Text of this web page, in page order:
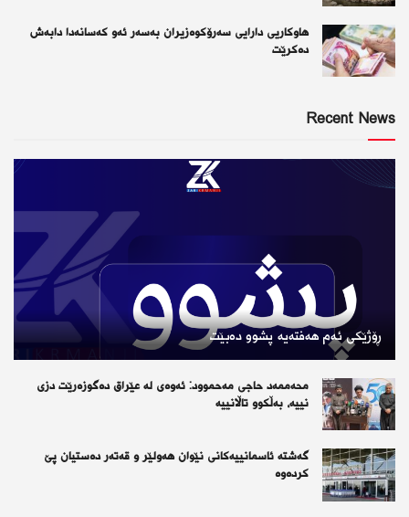
هاوکاریی دارایی سەرۆکوەزیران بەسەر ئەو كەسانەدا دابەش
دەکرێت
Recent News
ڕۆژێكی ئەم هەفتەیە پشوو دەبێت
محەممەد حاجی مەحموود: ئەوەی لە عێراق دەگوزەرێت دزی
نییە، بەڵکوو تاڵانییە
گەشتە ئاسمانییەکانی نێوان هەولێر و قەتەر دەستیان پێ
کردەوە